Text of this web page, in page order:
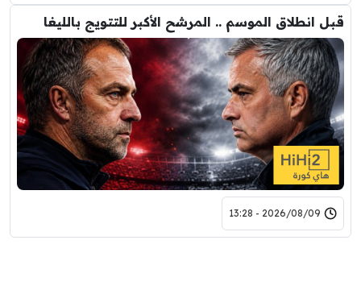
قبل انطلاق الموسم .. المرشح الأكبر للتتويج بالليغا
2026/08/09 - 13:28